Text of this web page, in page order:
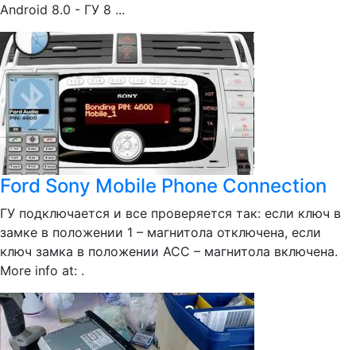
Android 8.0 - ГУ 8 ...
Ford Sony Mobile Phone Connection
ГУ подключается и все проверяется так: если ключ в
замке в положении 1 – магнитола отключена, если
ключ замка в положении АСС – магнитола включена.
More info at: .